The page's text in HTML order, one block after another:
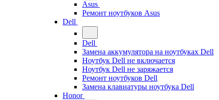
Asus
Ремонт ноутбуков Asus
Dell
Dell
Замена аккумулятора на ноутбуках Dell
Ноутбук Dell не включается
Ноутбук Dell не заряжается
Ремонт ноутбуков Dell
Замена клавиатуры ноутбука Dell
Honor